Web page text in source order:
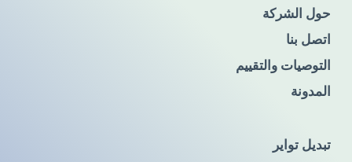
حول الشركة
اتصل بنا
التوصيات والتقييم
المدونة
تبديل تواير